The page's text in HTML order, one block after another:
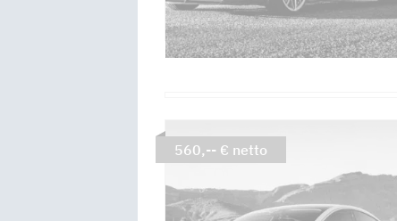
560,-- € netto